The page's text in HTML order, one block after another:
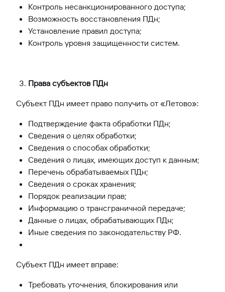
Контроль несанкционированного доступа;
Возможность восстановления ПДн;
Установление правил доступа;
Контроль уровня защищенности систем.
Права субъектов ПДн
Субъект ПДн имеет право получить от «Летово»:
Подтверждение факта обработки ПДн;
Сведения о целях обработки;
Сведения о способах обработки;
Сведения о лицах, имеющих доступ к данным;
Перечень обрабатываемых ПДн;
Сведения о сроках хранения;
Порядок реализации прав;
Информацию о трансграничной передаче;
Данные о лицах, обрабатывающих ПДн;
Иные сведения по законодательству РФ.
Субъект ПДн имеет вправе:
Требовать уточнения, блокирования или